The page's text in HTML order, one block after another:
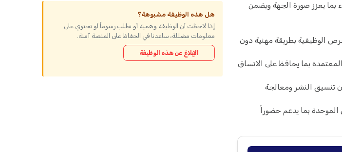
بما يعزز صورة الجهة ويضمن
الوظيفية بطريقة مهنية دون
بما يحافظ على الاتساق
تنسيق النشر ومعالجة
الموحدة بما يدعم حضوراً
هل هذه الوظيفة مشبوهة؟
إذا لاحظت أن الوظيفة وهمية أو تطلب رسوماً أو تحتوي على
معلومات مضللة، ساعدنا في الحفاظ على المنصة آمنة.
الإبلاغ عن هذه الوظيفة